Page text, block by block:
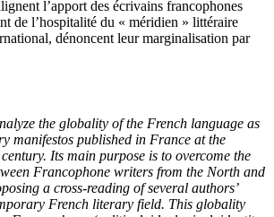
l’apport des écrivains francophones
de l’hospitalité du « méridien » littéraire
dénoncent leur marginalisation par
the globality of the French language as
manifestos published in France at the
Its main purpose is to overcome the
Francophone writers from the North and
a cross-reading of several authors’
French literary field. This globality